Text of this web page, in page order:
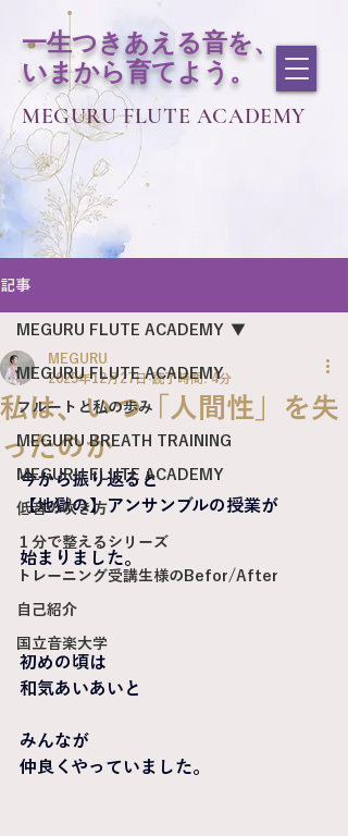
一生つきあえる音を、
いまから育てよう。
MEGURU FLUTE ACADEMY
記事
MEGURU FLUTE ACADEMY
フルートと私の歩み
MEGURU BREATH TRAINING
MEGURU FLUTE ACADEMY
低音の吹き方
１分で整えるシリーズ
トレーニング受講生様のBefor/After
自己紹介
国立音楽大学
MEGURU FLUTE ACADEMY
私は、いつ「人間性」を失
ったのか
MEGURU
2025年12月27日 読了時間: 4分
今から振り返ると
【地獄の】アンサンブルの授業が
始まりました。
初めの頃は
和気あいあいと
みんなが
仲良くやっていました。